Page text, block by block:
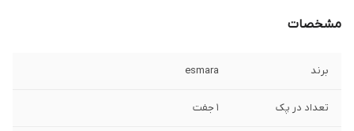
مشخصات
برند esmara
تعداد در پک 1 جفت